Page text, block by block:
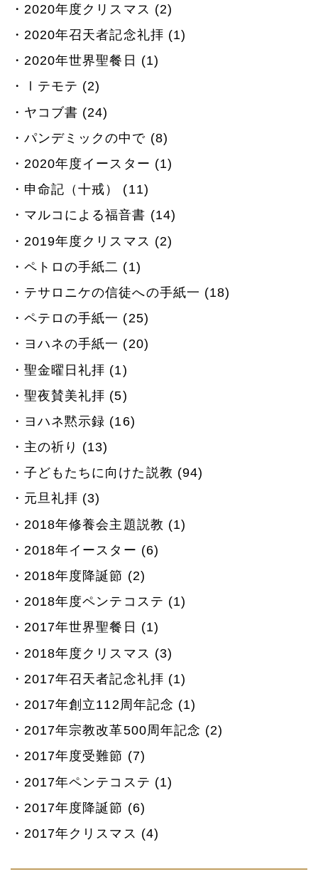
2020年度クリスマス (2)
2020年召天者記念礼拝 (1)
2020年世界聖餐日 (1)
Ⅰテモテ (2)
ヤコブ書 (24)
パンデミックの中で (8)
2020年度イースター (1)
申命記（十戒） (11)
マルコによる福音書 (14)
2019年度クリスマス (2)
ペトロの手紙二 (1)
テサロニケの信徒への手紙一 (18)
ペテロの手紙一 (25)
ヨハネの手紙一 (20)
聖金曜日礼拝 (1)
聖夜賛美礼拝 (5)
ヨハネ黙示録 (16)
主の祈り (13)
子どもたちに向けた説教 (94)
元旦礼拝 (3)
2018年修養会主題説教 (1)
2018年イースター (6)
2018年度降誕節 (2)
2018年度ペンテコステ (1)
2017年世界聖餐日 (1)
2018年度クリスマス (3)
2017年召天者記念礼拝 (1)
2017年創立112周年記念 (1)
2017年宗教改革500周年記念 (2)
2017年度受難節 (7)
2017年ペンテコステ (1)
2017年度降誕節 (6)
2017年クリスマス (4)